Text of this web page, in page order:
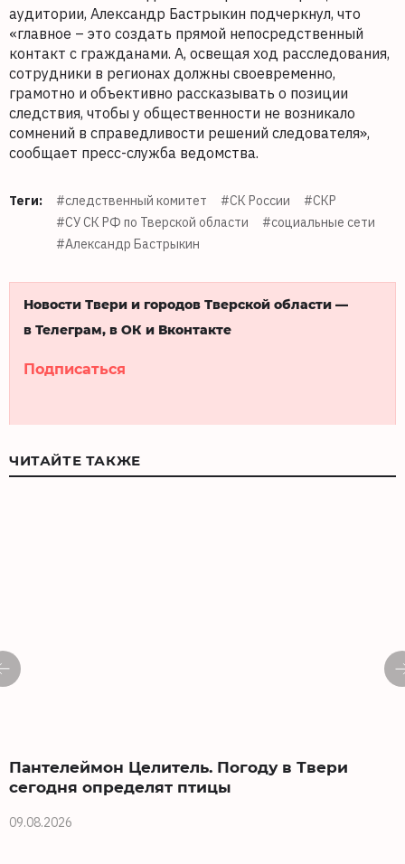
аудитории, Александр Бастрыкин подчеркнул, что
«главное – это создать прямой непосредственный
контакт с гражданами. А, освещая ход расследования,
сотрудники в регионах должны своевременно,
грамотно и объективно рассказывать о позиции
следствия, чтобы у общественности не возникало
сомнений в справедливости решений следователя»,
сообщает пресс-служба ведомства.
Теги: #следственный комитет #СК России
#СКР
#СУ СК РФ по Тверской области
#социальные сети
#Александр Бастрыкин
Новости Твери и городов Тверской области —
в Телеграм, в ОК и Вконтакте
Подписаться
ЧИТАЙТЕ ТАКЖЕ
Пантелеймон Целитель. Погоду в Твери
сегодня определят птицы
09.08.2026